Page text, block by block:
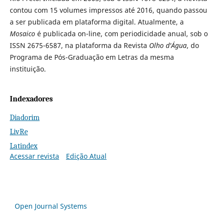
contou com 15 volumes impressos até 2016, quando passou
a ser publicada em plataforma digital. Atualmente, a
Mosaicoé publicada on-line, com periodicidade anual, sob o
ISSN 2675-6587, na plataforma da Revista Olho d'Água, do
Programa de Pós-Graduação em Letras da mesma
instituição.
Indexadores
Diadorim
LivRe
Latindex
Acessar revista Edição Atual
Open Journal Systems